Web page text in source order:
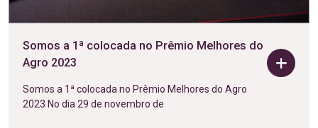
Somos a 1ª colocada no Prêmio Melhores do
Agro 2023
Somos a 1ª colocada no Prêmio Melhores do Agro
2023 No dia 29 de novembro de